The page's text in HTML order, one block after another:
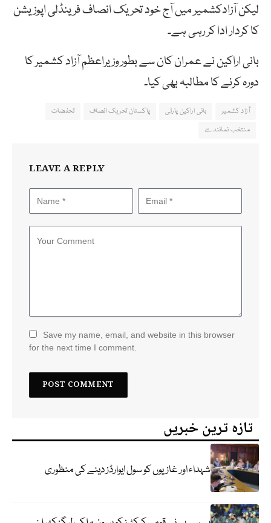
لیکن آزادکشمیر میں آج خود تحریک انصاف فرینڈلی اپوزیشن
کا کردار ادا کر رہی ہے۔
بانی اراکین نے عمران کان سے بطور وزیراعظم آزاد کشمیر کا
دورہ کرنے کا مطالبہ بھی کیا۔
آزاد کشمیر بانی اراکین پارٹی پاکستان تحریک انصاف
تحفضات
منتخب نمائندے
LEAVE A REPLY
Save my name, email, and website in this browser
for the next time I comment.
تازہ ترین خبریں
شہداء اور غازیوں کو سول ایوارڈز دینے کی منظوری